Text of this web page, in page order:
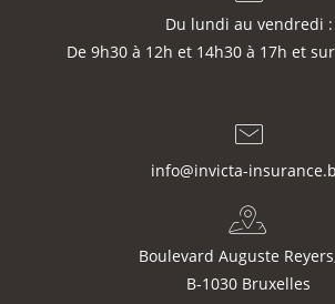
Du lundi au vendredi :
De 9h30 à 12h et 14h30 à 17h et
info@invicta-
Boulevard Auguste
B-1030 Bruxelles